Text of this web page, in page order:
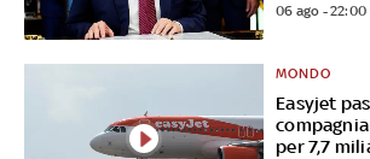
06 ago - 22:00
Easyjet
per 7,7
MONDO